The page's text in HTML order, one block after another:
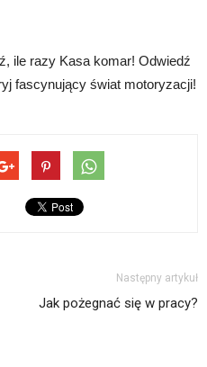
ile razy Kasa komar! Odwiedź
fascynujący świat motoryzacji!
Następny artykuł
Jak pożegnać się w pracy?